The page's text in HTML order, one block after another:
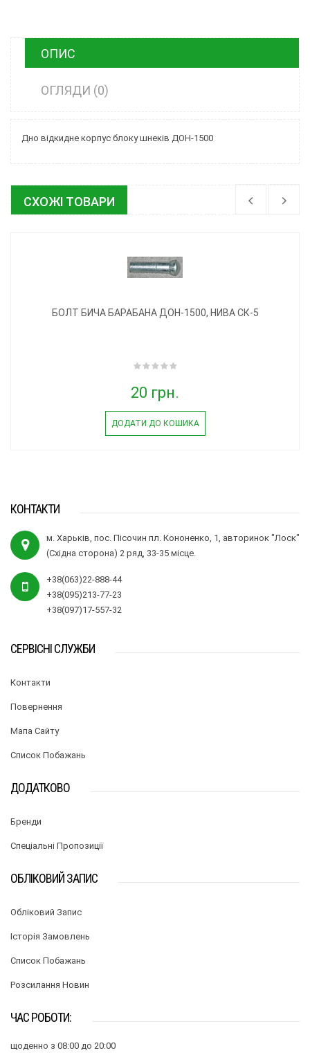
ОПИС
ОГЛЯДИ (0)
Дно відкидне корпус блоку шнеків ДОН-1500
СХОЖІ ТОВАРИ
БОЛТ БИЧА БАРАБАНА ДОН-1500, НИВА СК-5
20 грн.
ДОДАТИ ДО КОШИКА
КОНТАКТИ
м. Харьків, пос. Пісочин пл. Кононенко, 1, авторинок "Лоск"
(Східна сторона) 2 ряд, 33-35 місце.
+38(063)22-888-44
+38(095)213-77-23
+38(097)17-557-32
СЕРВІСНІ СЛУЖБИ
Контакти
Повернення
Мапа Сайту
Список Побажань
ДОДАТКОВО
Бренди
Спеціальні Пропозиції
ОБЛІКОВИЙ ЗАПИС
Обліковий Запис
Історія Замовлень
Список Побажань
Розсилання Новин
ЧАС РОБОТИ:
щоденно з 08:00 до 20:00